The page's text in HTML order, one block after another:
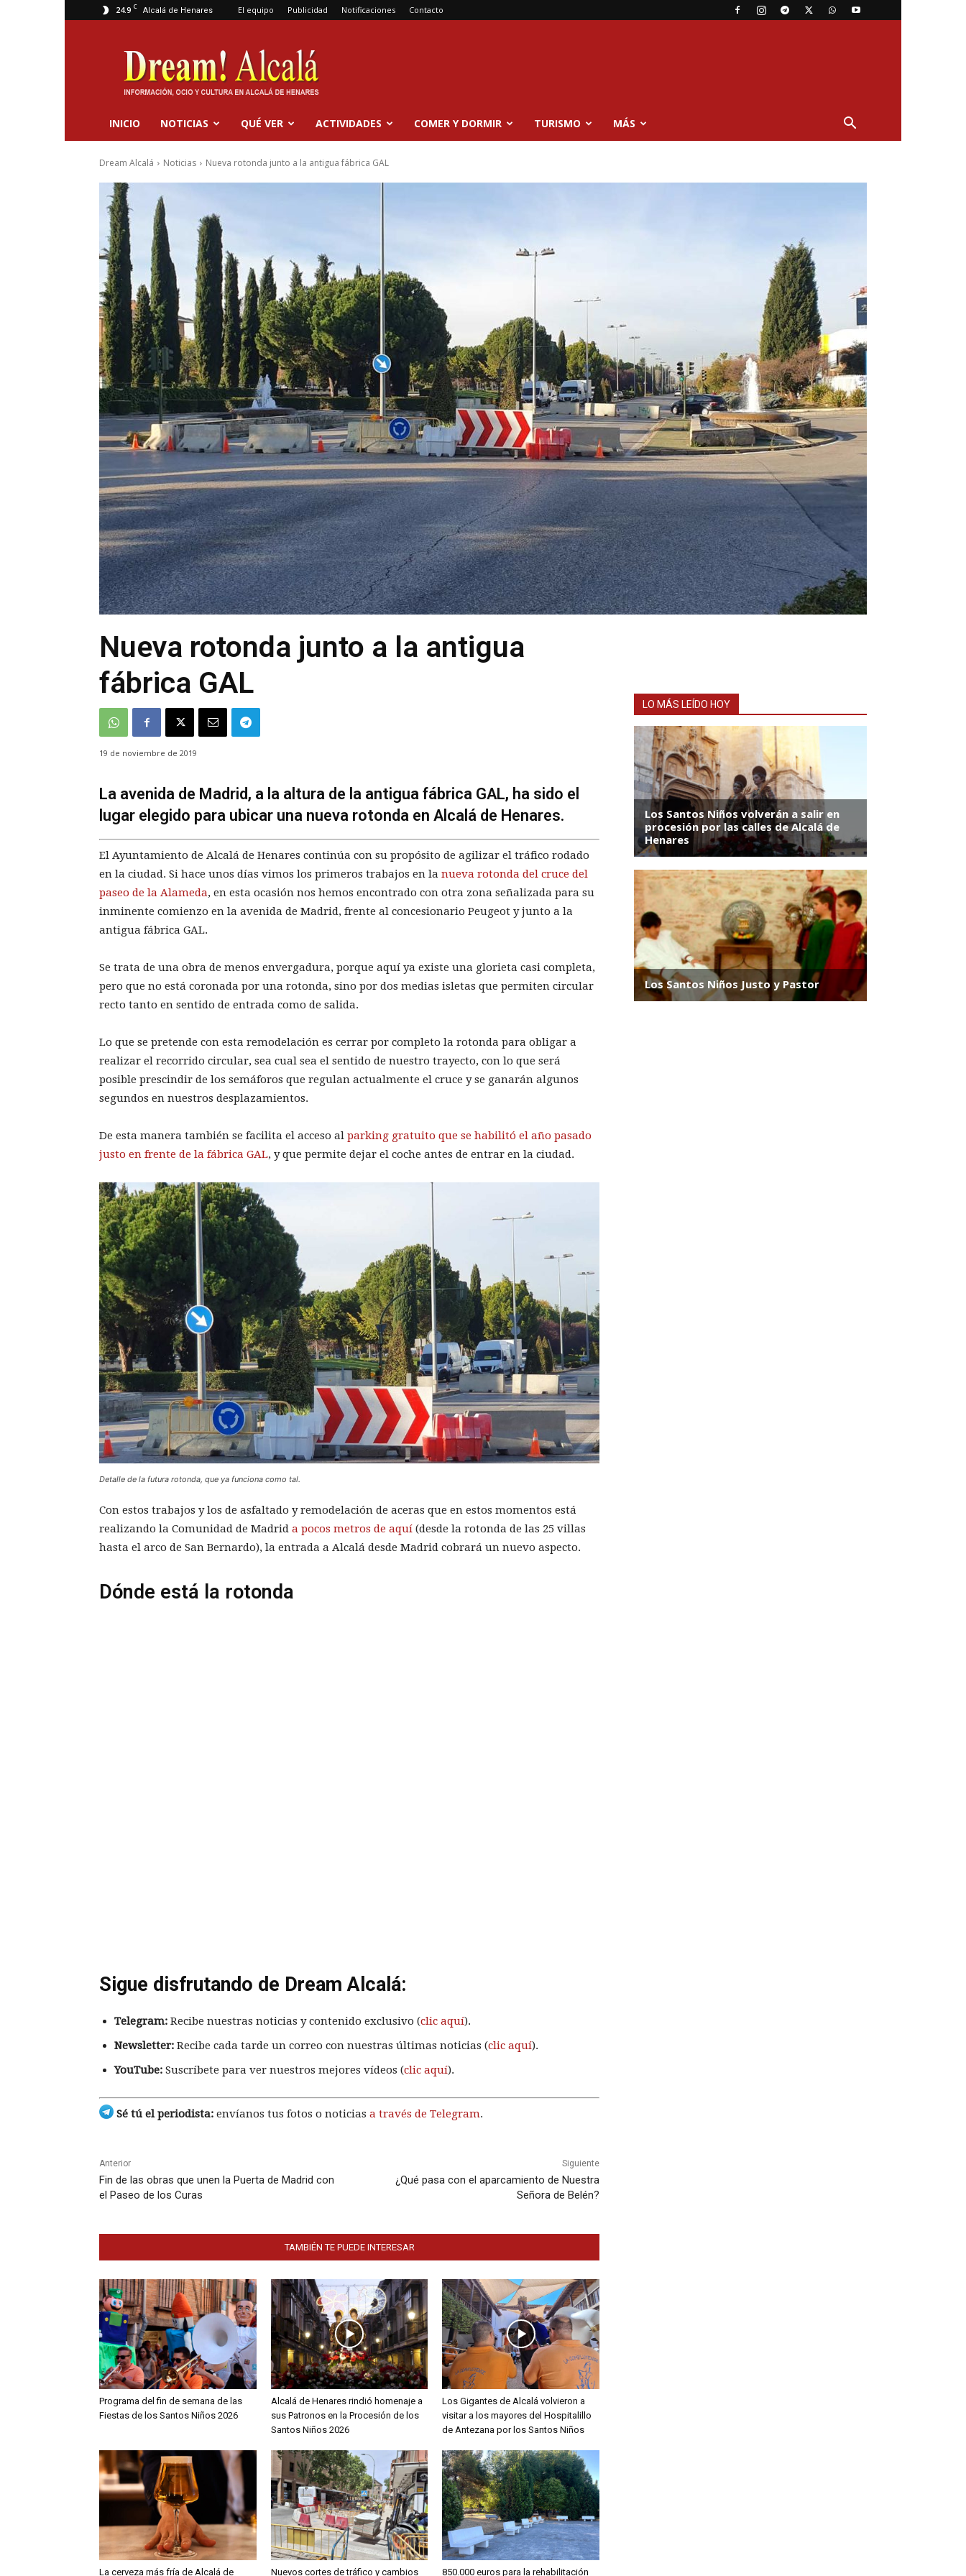
24.9 C Alcalá de Henares El equipo Publicidad Notificaciones Contacto
Dream
Alcalá
INICIO NOTICIAS QUÉ VER ACTIVIDADES COMER Y DORMIR TURISMO MÁS
Dream Alcalá Noticias Nueva rotonda junto a la antigua fábrica GAL
Nueva rotonda junto a la antigua
fábrica GAL
19 de noviembre de 2019
La avenida de Madrid, a la altura de la antigua fábrica GAL, ha sido el
lugar elegido para ubicar una nueva rotonda en Alcalá de Henares.
El Ayuntamiento de Alcalá de Henares continúa con su propósito de agilizar el tráfico rodado
en la ciudad. Si hace unos días vimos los primeros trabajos en la nueva rotonda del cruce del
paseo de la Alameda, en esta ocasión nos hemos encontrado con otra zona señalizada para su
inminente comienzo en la avenida de Madrid, frente al concesionario Peugeot y junto a la
antigua fábrica GAL.
Se trata de una obra de menos envergadura, porque aquí ya existe una glorieta casi completa,
pero que no está coronada por una rotonda, sino por dos medias isletas que permiten circular
recto tanto en sentido de entrada como de salida.
Lo que se pretende con esta remodelación es cerrar por completo la rotonda para obligar a
realizar el recorrido circular, sea cual sea el sentido de nuestro trayecto, con lo que será
posible prescindir de los semáforos que regulan actualmente el cruce y se ganarán algunos
segundos en nuestros desplazamientos.
De esta manera también se facilita el acceso al parking gratuito que se habilitó el año pasado
justo en frente de la fábrica GAL, y que permite dejar el coche antes de entrar en la ciudad.
Detalle de la futura rotonda, que ya funciona como tal.
Con estos trabajos y los de asfaltado y remodelación de aceras que en estos momentos está
realizando la Comunidad de Madrid a pocos metros de aquí (desde la rotonda de las 25 villas
hasta el arco de San Bernardo), la entrada a Alcalá desde Madrid cobrará un nuevo aspecto.
Dónde está la rotonda
Sigue disfrutando de Dream Alcalá:
Telegram: Recibe nuestras noticias y contenido exclusivo (clic aquí).
Newsletter: Recibe cada tarde un correo con nuestras últimas noticias (clic aquí).
YouTube: Suscríbete para ver nuestros mejores vídeos (clic aquí).
Sé tú el periodista: envíanos tus fotos o noticias a través de Telegram.
Anterior
Fin de las obras que unen la Puerta de Madrid con
el Paseo de los Curas
Siguiente
¿Qué pasa con el aparcamiento de Nuestra
Señora de Belén?
TAMBIÉN TE PUEDE INTERESAR
Programa del fin de semana de las
Fiestas de los Santos Niños 2026
Alcalá de Henares rindió homenaje a
sus Patronos en la Procesión de los
Santos Niños 2026
Los Gigantes de Alcalá volvieron a
visitar a los mayores del Hospitalillo
de Antezana por los Santos Niños
La cerveza más fría de Alcalá de Nuevos cortes de tráfico y cambios 850.000 euros para la rehabilitación
LO MÁS LEÍDO HOY